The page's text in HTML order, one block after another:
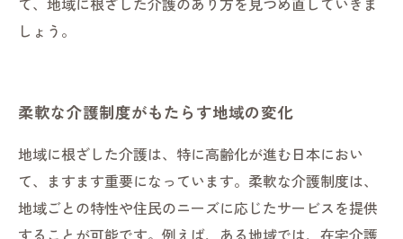
しょう。
柔軟な介護制度がもたらす地域の変化
地域に根ざした介護は、特に高齢化が進む日本におい
て、ますます重要になっています。柔軟な介護制度は、
地域ごとの特性や住民のニーズに応じたサービスを提供
することが可能です。例えば、ある地域では、在宅介護